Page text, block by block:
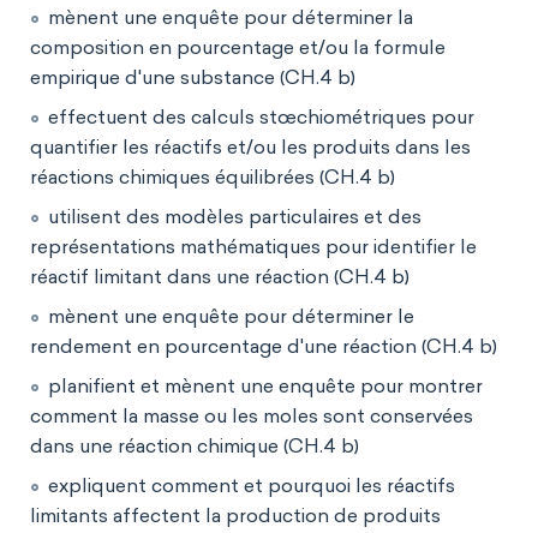
mènent une enquête pour déterminer la
composition en pourcentage et/ou la formule
empirique d'une substance (CH.4 b)
effectuent des calculs stœchiométriques pour
quantifier les réactifs et/ou les produits dans les
réactions chimiques équilibrées (CH.4 b)
utilisent des modèles particulaires et des
représentations mathématiques pour identifier le
réactif limitant dans une réaction (CH.4 b)
mènent une enquête pour déterminer le
rendement en pourcentage d'une réaction (CH.4 b)
planifient et mènent une enquête pour montrer
comment la masse ou les moles sont conservées
dans une réaction chimique (CH.4 b)
expliquent comment et pourquoi les réactifs
limitants affectent la production de produits